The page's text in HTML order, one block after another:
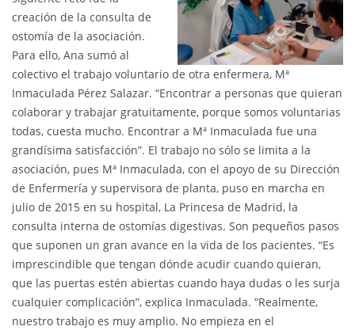
creación de la consulta de
ostomía de la asociación.
Para ello, Ana sumó al
colectivo el trabajo voluntario de otra enfermera, Mª
Inmaculada Pérez Salazar. “Encontrar a personas que quieran
colaborar y trabajar gratuitamente, porque somos voluntarias
todas, cuesta mucho. Encontrar a Mª Inmaculada fue una
grandísima satisfacción”. El trabajo no sólo se limita a la
asociación, pues Mª Inmaculada, con el apoyo de su Dirección
de Enfermería y supervisora de planta, puso en marcha en
julio de 2015 en su hospital, La Princesa de Madrid, la
consulta interna de ostomías digestivas. Son pequeños pasos
que suponen un gran avance en la vida de los pacientes. “Es
imprescindible que tengan dónde acudir cuando quieran,
que las puertas estén abiertas cuando haya dudas o les surja
cualquier complicación”, explica Inmaculada. “Realmente,
nuestro trabajo es muy amplio. No empieza en el